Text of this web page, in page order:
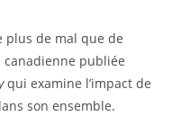
plus de mal que de
canadienne publiée
qui examine l’impact de
son ensemble.